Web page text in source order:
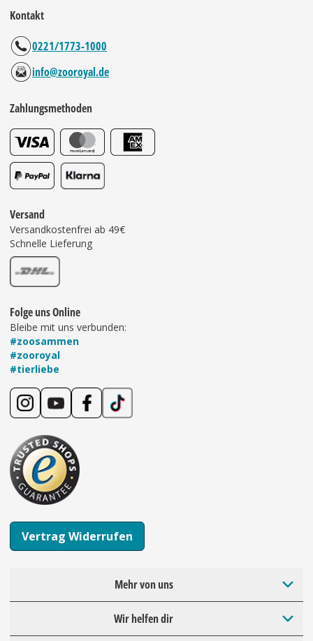
Kontakt
0221/1773-1000
info@zooroyal.de
Zahlungsmethoden
Versand
Versandkostenfrei ab 49€
Schnelle Lieferung
Folge uns Online
Bleibe mit uns verbunden:
#zoosammen
#zooroyal
#tierliebe
Vertrag Widerrufen
Mehr von uns
Wir helfen dir